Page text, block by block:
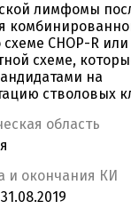
лимфомы
CHOP-R или
схеме,
на
стволовых
область
и окончания КИ